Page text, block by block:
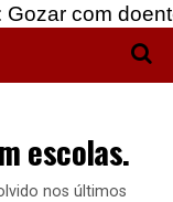
e bajular
escolas.
nos últimos